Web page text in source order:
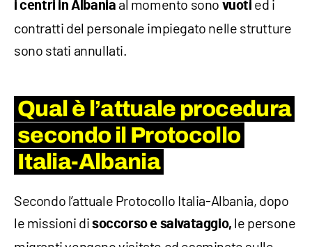
i centri in Albania al momento sono vuoti ed i
contratti del personale impiegato nelle strutture
sono stati annullati.
Qual è l’attuale procedura
secondo il Protocollo
Italia-Albania
Secondo l’attuale Protocollo Italia-Albania, dopo
le missioni di soccorso e salvataggio, le persone